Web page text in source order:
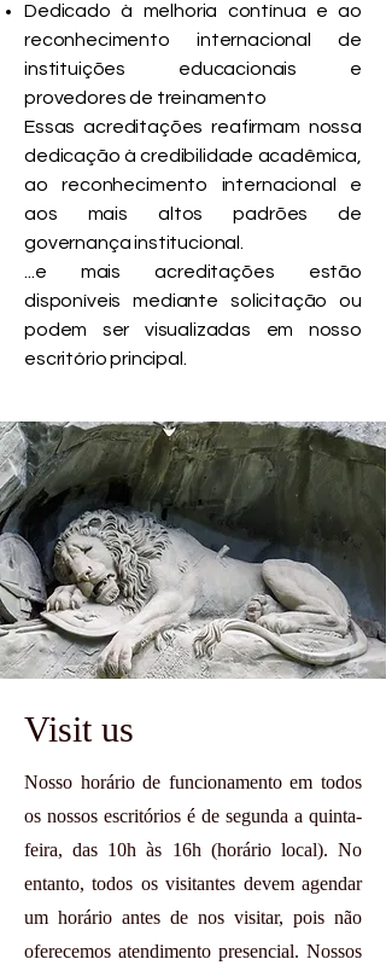
Dedicado à melhoria contínua e ao
reconhecimento internacional de
instituições educacionais e
provedores de treinamento
Essas acreditações reafirmam nossa
dedicação à credibilidade acadêmica,
ao reconhecimento internacional e
aos mais altos padrões de
governança institucional.
...e mais acreditações estão
disponíveis mediante solicitação ou
podem ser visualizadas em nosso
escritório principal.
Visit us
Nosso horário de funcionamento em todos
os nossos escritórios é de segunda a quinta-
feira, das 10h às 16h (horário local). No
entanto, todos os visitantes devem agendar
um horário antes de nos visitar, pois não
oferecemos atendimento presencial. Nossos